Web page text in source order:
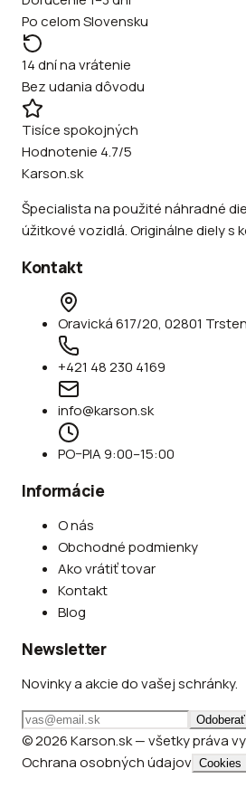
Po celom Slovensku
14 dní na vrátenie
Bez udania dôvodu
Tisíce spokojných
Hodnotenie 4.7/5
Karson.sk
Špecialista na použité náhradné
úžitkové vozidlá. Originálne diely s
Kontakt
Oravická 617/20, 02801
+421 48 230 4169
info@karson.sk
PO–PIA 9:00–15:00
Informácie
O nás
Obchodné podmienky
Ako vrátiť tovar
Kontakt
Blog
Newsletter
Novinky a akcie do vašej schránky.
Odoberať
© 2026 Karson.sk — všetky práva
Ochrana osobných údajov Cookies